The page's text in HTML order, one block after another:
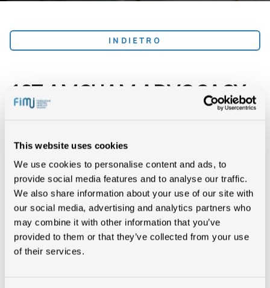
This website uses cookies
We use cookies to personalise content and ads, to
provide social media features and to analyse our traffic.
We also share information about your use of our site with
our social media, advertising and analytics partners who
may combine it with other information that you’ve
provided to them or that they’ve collected from your use
of their services.
INDIETRO
1ST AMCHAM ADVOCACY
CONFERENCE
EVENTI
Milano, mercoledì 20 settembre 2017 – ore 9.00
Palazzo Giureconsulti – Piazza dei Mercanti 2, Milano
9.00 – 9.30Registrazione e welcome coffee